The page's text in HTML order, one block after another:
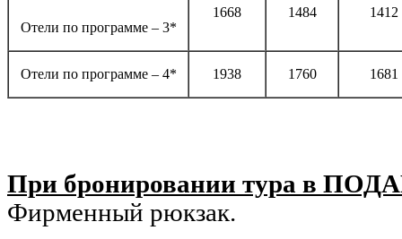
Отели по программе – 3*
1668 1484 1412
Отели по программе – 4* 1938 1760 1681
При бронировании тура в
Фирменный рюкзак.